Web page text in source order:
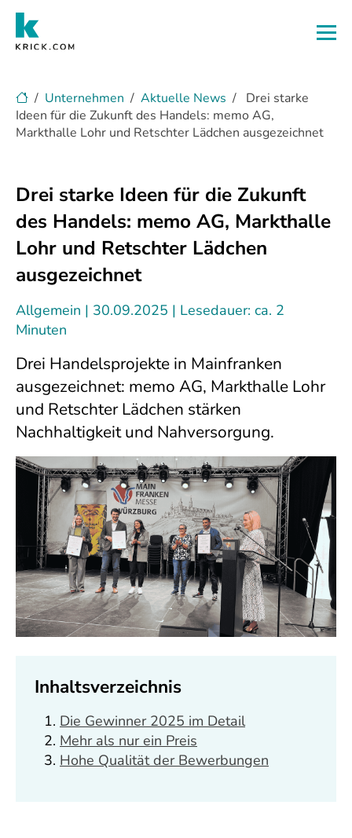
Unternehmen Aktuelle News
Drei starke
Ideen für die Zukunft des Handels: memo AG,
Markthalle Lohr und Retschter Lädchen ausgezeichnet
Drei starke Ideen für die Zukunft
des Handels: memo AG, Markthalle
Lohr und Retschter Lädchen
ausgezeichnet
Allgemein 30.09.2025
Lesedauer: ca. 2
Minuten
Drei Handelsprojekte in Mainfranken
ausgezeichnet: memo AG, Markthalle Lohr
und Retschter Lädchen stärken
Nachhaltigkeit und Nahversorgung.
Inhaltsverzeichnis
Die Gewinner 2025 im Detail
Mehr als nur ein Preis
Hohe Qualität der Bewerbungen